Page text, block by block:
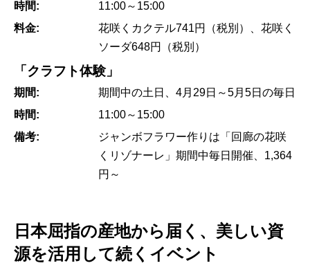
時間:
11:00～15:00
料金:
花咲くカクテル741円（税別）、花咲く
ソーダ648円（税別）
「クラフト体験」
期間:
期間中の土日、4月29日～5月5日の毎日
時間:
11:00～15:00
備考:
ジャンボフラワー作りは「回廊の花咲
くリゾナーレ」期間中毎日開催、1,364
円～
日本屈指の産地から届く、美しい資
源を活用して続くイベント